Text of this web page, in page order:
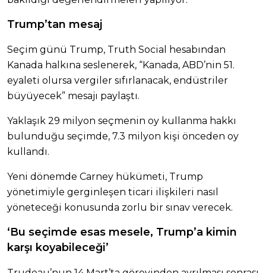
Trump’tan mesaj
Seçim günü Trump, Truth Social hesabından
Kanada halkına seslenerek, “Kanada, ABD’nin 51.
eyaleti olursa vergiler sıfırlanacak, endüstriler
büyüyecek” mesajı paylaştı.
Yaklaşık 29 milyon seçmenin oy kullanma hakkı
bulunduğu seçimde, 7.3 milyon kişi önceden oy
kullandı.
Yeni dönemde Carney hükümeti, Trump
yönetimiyle gerginleşen ticari ilişkileri nasıl
yöneteceği konusunda zorlu bir sınav verecek.
‘Bu seçimde esas mesele, Trump’a kimin
karşı koyabileceği’